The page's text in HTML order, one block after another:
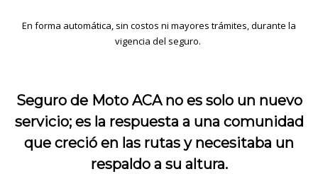
En forma automática, sin costos ni mayores trámites, durante la
vigencia del seguro.
Seguro de Moto ACA no es solo un nuevo
servicio; es la respuesta a una comunidad
que creció en las rutas y necesitaba un
respaldo a su altura.